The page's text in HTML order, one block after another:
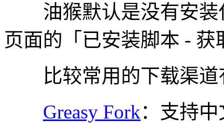
油猴默认是没有安装
页面的「已安装脚本 -
比较常用的下载渠道
Greasy Fork：支持